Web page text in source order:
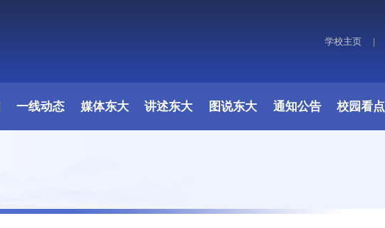
学校主页 |
一线动态 媒体东大 讲述东大 图说东大 通知公告 校园看点